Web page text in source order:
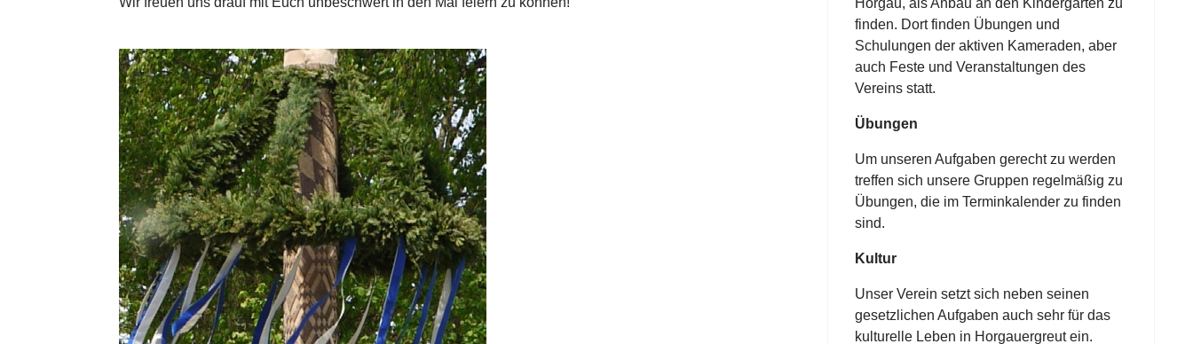
Horgau, als Anbau an den Kindergarten zu
finden. Dort finden Übungen und
Schulungen der aktiven Kameraden, aber
auch Feste und Veranstaltungen des
Vereins statt.
Übungen
Um unseren Aufgaben gerecht zu werden
treffen sich unsere Gruppen regelmäßig zu
Übungen, die im Terminkalender zu finden
sind.
Kultur
Unser Verein setzt sich neben seinen
gesetzlichen Aufgaben auch sehr für das
kulturelle Leben in Horgauergreut ein.